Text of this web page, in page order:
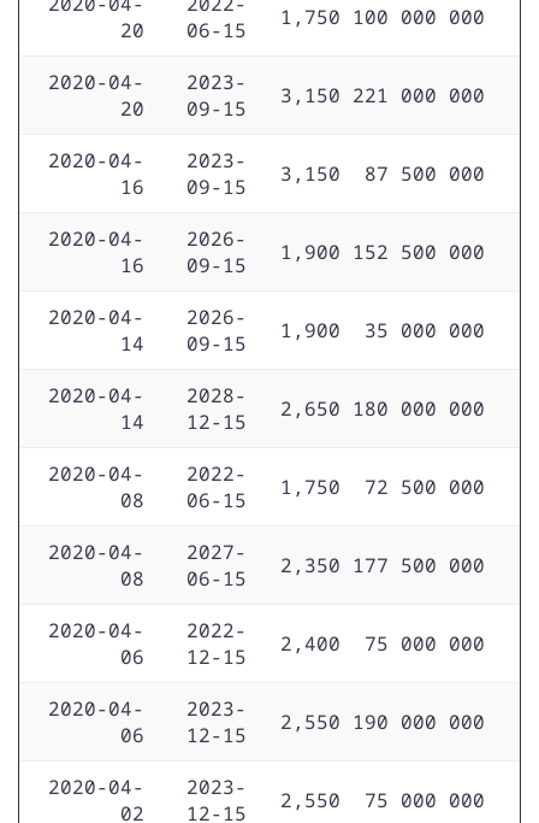
20
06-15
1,750 100 000 000
2020-04-
20
2023-
09-15
3,150 221 000 000
2020-04-
16
2023-
09-15
3,150 87 500 000
2020-04-
16
2026-
09-15
1,900 152 500 000
2020-04-
14
2026-
09-15
1,900 35 000 000
2020-04-
14
2028-
12-15
2,650 180 000 000
2020-04-
08
2022-
06-15
1,750 72 500 000
2020-04-
08
2027-
06-15
2,350 177 500 000
2020-04-
06
2022-
12-15
2,400 75 000 000
2020-04-
06
2023-
12-15
2,550 190 000 000
2020-04-
02
2023-
12-15
2,550 75 000 000